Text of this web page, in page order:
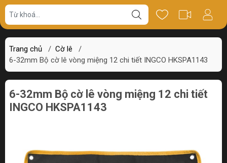
Trang chủ / Cờ lê
/
6-32mm Bộ cờ lê vòng miệng 12 chi tiết INGCO HKSPA1143
Giá bán Thông số Review
6-32mm Bộ cờ lê vòng miệng 12 chi tiết
INGCO HKSPA1143